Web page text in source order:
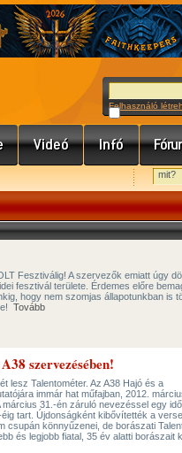
Felhasználó
Fesztiválig! A szervezők emiatt úgy
fesztivál területe. Érdemes előre
hogy nem szomjas állapotunkban is
Tovább
szervezésében!
lesz Talentométer. Az A38 Hajó és a
immár hat műfajban, 2012.
31.-én záruló nevezéssel egy
tart. Újdonságként kibővítették a
csupán könnyűzenei, de borászati
és legjobb fiatal, 35 év alatti borászait